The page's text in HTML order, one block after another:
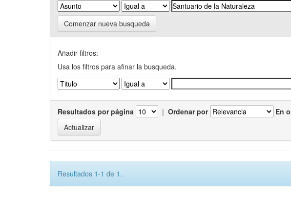
Comenzar nueva busqueda
Añadir filtros:
Usa los filtros para afinar la busqueda.
Resultados por página | Ordenar por En
Resultados 1-1 de 1.